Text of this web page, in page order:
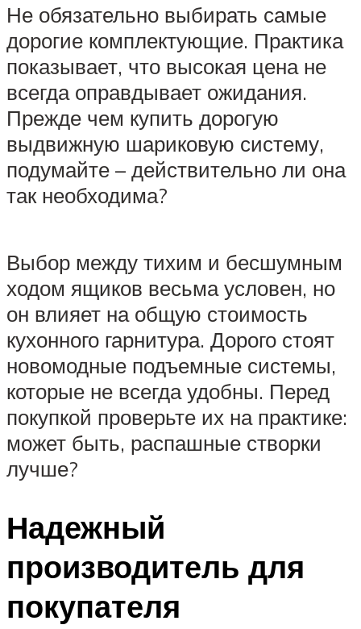
Не обязательно выбирать самые
дорогие комплектующие. Практика
показывает, что высокая цена не
всегда оправдывает ожидания.
Прежде чем купить дорогую
выдвижную шариковую систему,
подумайте – действительно ли она
так необходима?
Выбор между тихим и бесшумным
ходом ящиков весьма условен, но
он влияет на общую стоимость
кухонного гарнитура. Дорого стоят
новомодные подъемные системы,
которые не всегда удобны. Перед
покупкой проверьте их на практике:
может быть, распашные створки
лучше?
Надежный
производитель для
покупателя